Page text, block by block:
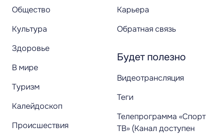
Общество
Культура
Здоровье
В мире
Туризм
Калейдоскоп
Происшествия
Карьера
Обратная связь
Будет полезно
Видеотрансляция
Теги
Телепрограмма «Спорт
ТВ» (Канал доступен